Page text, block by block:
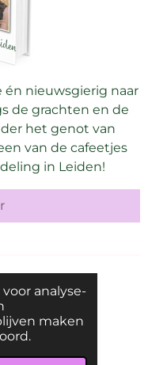
analyse-
maken
én nieuwsgierig naar
de grachten en de
het genot van
van de cafeetjes
in Leiden!